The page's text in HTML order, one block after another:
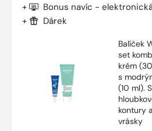
+ Bonus navíc -
+ Dárek
Balíček
set
krém
s
(10 ml).
kontury
vrásky